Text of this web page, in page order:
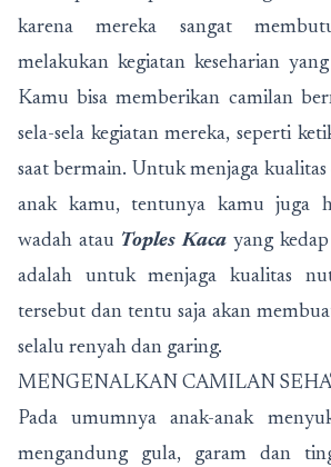
karena mereka sangat
melakukan kegiatan keseharian
Kamu bisa memberikan camilan
sela-sela kegiatan mereka, seperti
saat bermain. Untuk menjaga
anak kamu, tentunya kamu juga
wadah atau Toples Kaca yang
adalah untuk menjaga kualitas
tersebut dan tentu saja akan
selalu renyah dan garing.
MENGENALKAN CAMILAN
Pada umumnya anak-anak
mengandung gula, garam dan